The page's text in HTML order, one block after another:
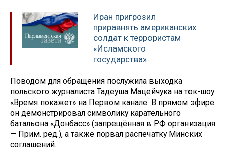
Иран пригрозил
приравнять американских
солдат к террористам
«Исламского
государства»
Поводом для обращения послужила выходка
польского журналиста Тадеуша Мацейчука на ток-шоу
«Время покажет» на Первом канале. В прямом эфире
он демонстрировал символику карательного
батальона «Донбасс» (запрещённая в РФ организация.
— Прим. ред.), а также порвал распечатку Минских
соглашений.